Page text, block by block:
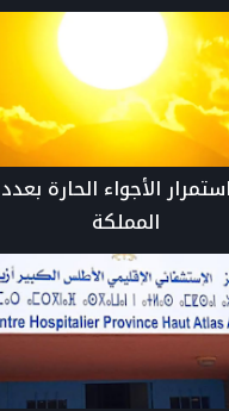
الأجواء الحارة
المملكة